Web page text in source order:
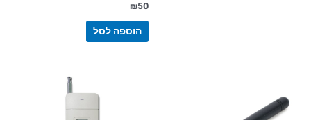
₪50
הוספה לסל